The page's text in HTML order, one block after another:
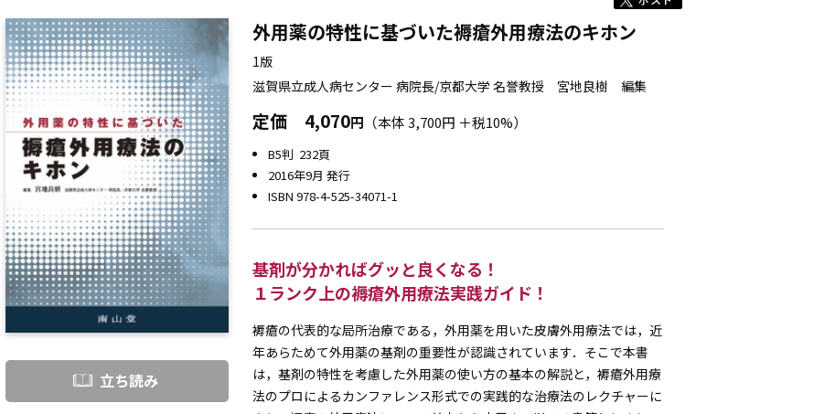
立ち読み
外用薬の特性に基づいた褥瘡外用療法のキホン
1版
滋賀県立成人病センター 病院長/京都大学 名誉教授 宮地良樹 編集
定価 4,070円 （本体 3,700円 ＋税10%）
B5判 232頁
2016年9月 発行
ISBN 978-4-525-34071-1
基剤が分かればグッと良くなる！
１ランク上の褥瘡外用療法実践ガイド！
褥瘡の代表的な局所治療である，外用薬を用いた皮膚外用療法では，近
年あらためて外用薬の基剤の重要性が認識されています．そこで本書
は，基剤の特性を考慮した外用薬の使い方の基本の解説と，褥瘡外用療
法のプロによるカンファレンス形式での実践的な治療法のレクチャーに